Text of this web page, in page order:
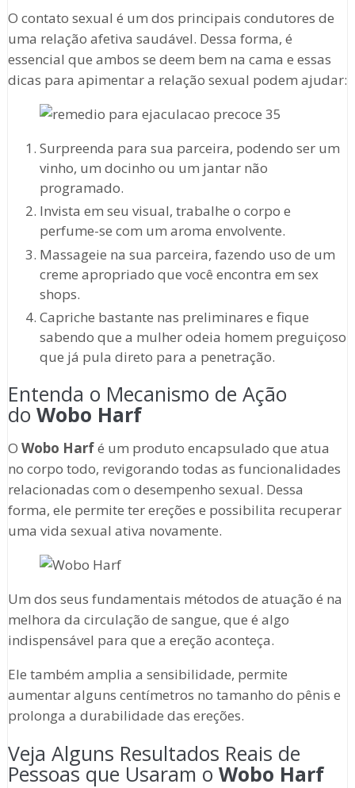
O contato sexual é um dos principais condutores de
uma relação afetiva saudável. Dessa forma, é
essencial que ambos se deem bem na cama e essas
dicas para apimentar a relação sexual podem ajudar:
Surpreenda para sua parceira, podendo ser um
vinho, um docinho ou um jantar não
programado.
Invista em seu visual, trabalhe o corpo e
perfume-se com um aroma envolvente.
Massageie na sua parceira, fazendo uso de um
creme apropriado que você encontra em sex
shops.
Capriche bastante nas preliminares e fique
sabendo que a mulher odeia homem preguiçoso
que já pula direto para a penetração.
Entenda o Mecanismo de Ação
do Wobo Harf
O Wobo Harfé um produto encapsulado que atua
no corpo todo, revigorando todas as funcionalidades
relacionadas com o desempenho sexual. Dessa
forma, ele permite ter ereções e possibilita recuperar
uma vida sexual ativa novamente.
Um dos seus fundamentais métodos de atuação é na
melhora da circulação de sangue, que é algo
indispensável para que a ereção aconteça.
Ele também amplia a sensibilidade, permite
aumentar alguns centímetros no tamanho do pênis e
prolonga a durabilidade das ereções.
Veja Alguns Resultados Reais de
Pessoas que Usaram o Wobo Harf